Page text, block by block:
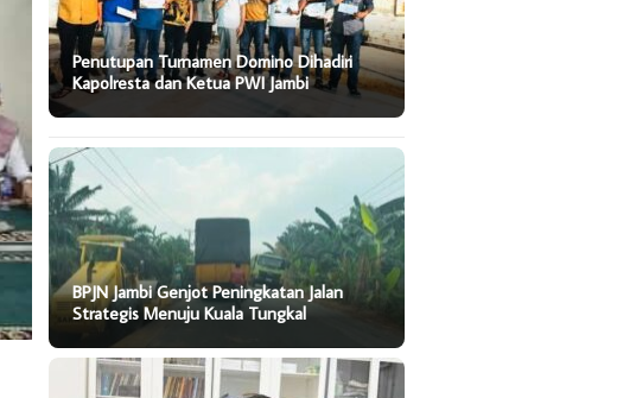
Penutupan Turnamen Domino Dihadiri
Kapolresta dan Ketua PWI Jambi
BPJN Jambi Genjot Peningkatan Jalan
Strategis Menuju Kuala Tungkal